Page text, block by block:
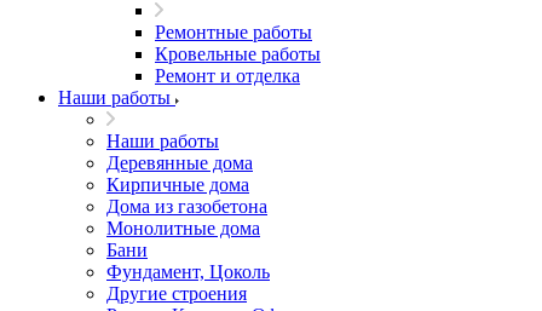
Ремонтные работы
Кровельные работы
Ремонт и отделка
Наши работы
Наши работы
Деревянные дома
Кирпичные дома
Дома из газобетона
Монолитные дома
Бани
Фундамент, Цоколь
Другие строения